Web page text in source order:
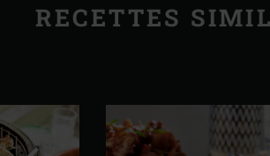
RECETTES